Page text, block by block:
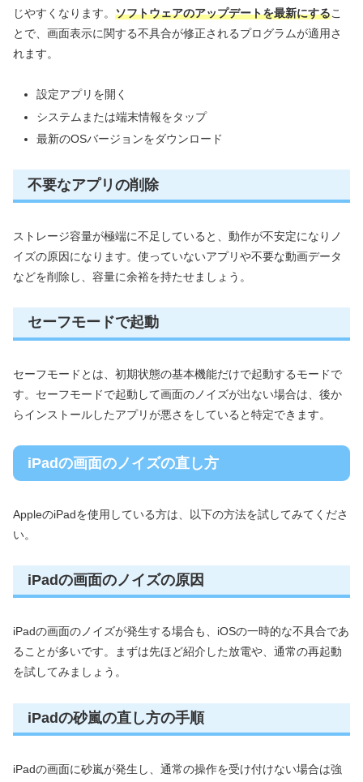
じやすくなります。 ソフトウェアのアップデートを最新にするこ
とで、画面表示に関する不具合が修正されるプログラムが適用さ
れます。
設定アプリを開く
システムまたは端末情報をタップ
最新のOSバージョンをダウンロード
不要なアプリの削除
ストレージ容量が極端に不足していると、動作が不安定になりノ
イズの原因になります。使っていないアプリや不要な動画データ
などを削除し、容量に余裕を持たせましょう。
セーフモードで起動
セーフモードとは、初期状態の基本機能だけで起動するモードで
す。セーフモードで起動して画面のノイズが出ない場合は、後か
らインストールしたアプリが悪さをしていると特定できます。
iPadの画面のノイズの直し方
AppleのiPadを使用している方は、以下の方法を試してみてくださ
い。
iPadの画面のノイズの原因
iPadの画面のノイズが発生する場合も、iOSの一時的な不具合であ
ることが多いです。まずは先ほど紹介した放電や、通常の再起動
を試してみましょう。
iPadの砂嵐の直し方の手順
iPadの画面に砂嵐が発生し、通常の操作を受け付けない場合は強